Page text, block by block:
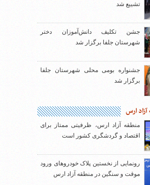
تشییع شد
جشن تکلیف دانش‌آموزان دختر
شهرستان جلفا برگزار شد
جشنواره بومی محلی شهرستان جلفا
برگزار شد
ارس
منطقه آزاد ارس، ظرفیتی ممتاز برای
اقتصاد و گردشگری کشور است
رونمایی از نخستین پلاک خودروهای ورود
موقت و سنگین در منطقه آزاد ارس